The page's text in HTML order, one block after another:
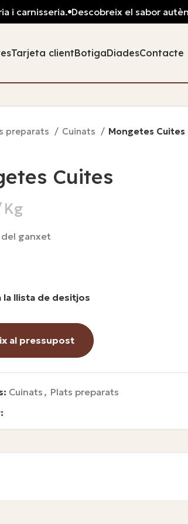
Tarjeta clientBotigaDiadesContacte
preparats Cuinats Mongetes Cuites
Cuites
ganxet
la llista de desitjos
al pressupost
Cuinats , Plats preparats
carnisseria. Descobreix el sabor